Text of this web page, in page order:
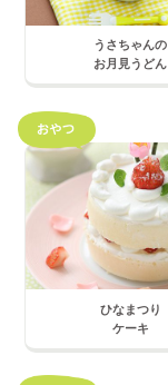
うさちゃんの
お月見うどん
ひなまつり
ケーキ